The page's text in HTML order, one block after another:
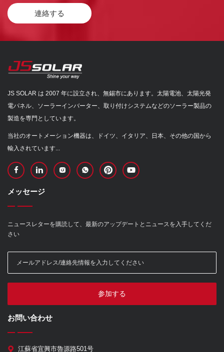
連絡する
JS SOLAR は 2007 年に設立され、無錫市にあります。太陽電池、太陽光発
電パネル、ソーラーインバーター、取り付けシステムなどのソーラー製品の
製造を専門としています。
当社のオートメーション機器は、ドイツ、イタリア、日本、その他の国から
輸入されています...
メッセージ
ニュースレターを購読して、最新のアップデートとニュースを入手してくだ
さい
参加する
お問い合わせ
江蘇省宜興市魯源路501号